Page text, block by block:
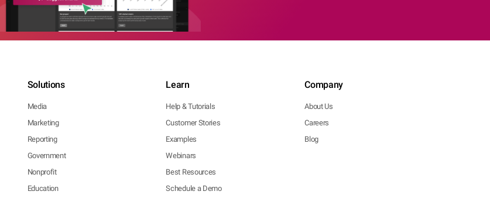
Solutions
Media
Marketing
Reporting
Government
Nonprofit
Education
Learn
Help & Tutorials
Customer Stories
Examples
Webinars
Best Resources
Schedule a Demo
Company
About Us
Careers
Blog